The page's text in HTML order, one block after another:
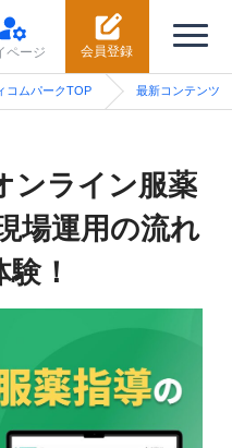
会員登録
ページ
コムパークTOP 最新コンテンツ
ンライン服薬
場運用の流れ
！